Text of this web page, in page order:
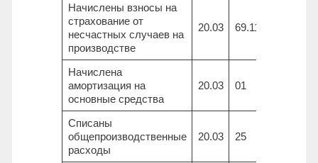
Начислены взносы на
страхование от
несчастных случаев на
производстве
20.03 69.11
Начислена
амортизация на
основные средства
20.03 01
Списаны
общепроизводственные
расходы
20.03 25